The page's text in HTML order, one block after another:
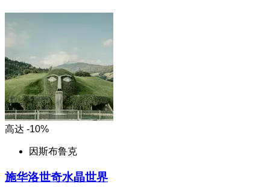
高达 -10%
因斯布鲁克
施华洛世奇水晶世界